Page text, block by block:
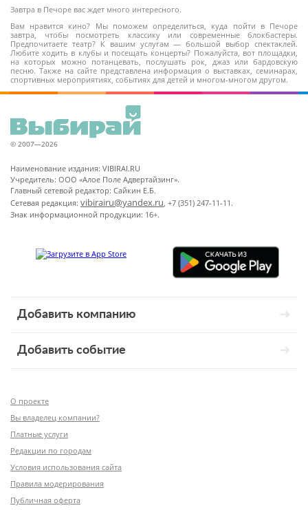
Завтра в Печоре вас ждет много интересного.
Вам нравится кино? Мы поможем определиться, куда пойти в Печоре
завтра, чтобы посмотреть классику или современные блокбастеры.
Предпочитаете театр? К вашим услугам — большой выбор спектаклей.
Любите ходить в клубы и посещать концерты? Пожалуйста, вот площадки,
на которых можно потанцевать, послушать рок, джаз или бардовскую
песню. Также на сайте представлена информация о выставках, семинарах,
спортивных мероприятиях, событиях для детей и многом-многом другом.
© 2007—2026
Наименование издания: VIBIRAI.RU
Учредитель: ООО «Алое Поле Адвертайзинг».
Главный сетевой редактор: Сайкин Е.Б.
Сетевая редакция: vibirairu@yandex.ru, +7 (351) 247-11-11.
Знак информационной продукции: 16+.
Добавить компанию
Добавить событие
О проекте
Вы владелец компании?
Платные услуги
Редакции по городам
Условия использования сайта
Правила модерирования
Публичная оферта